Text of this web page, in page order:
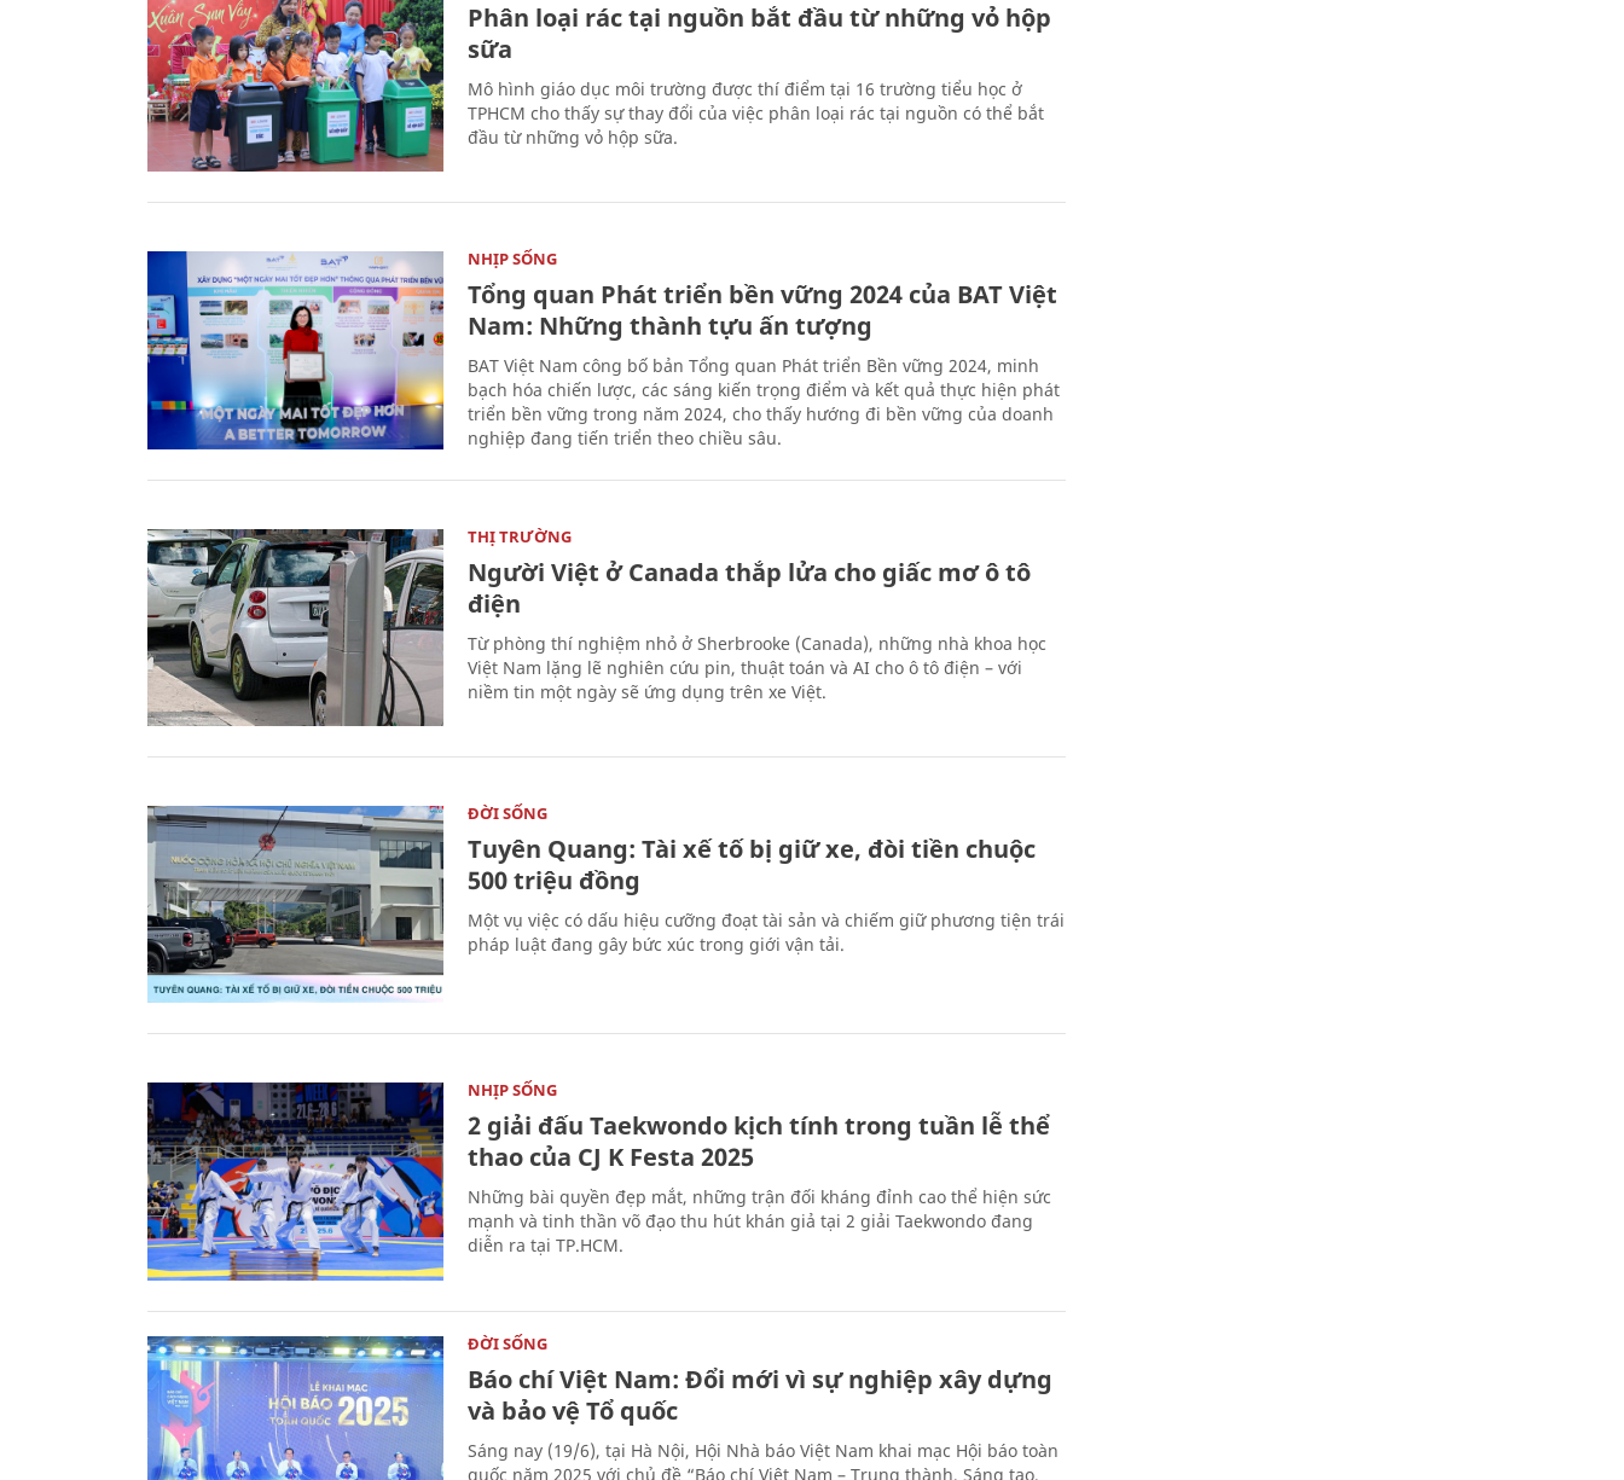
Phân loại rác tại nguồn bắt đầu từ những vỏ hộp
sữa
Mô hình giáo dục môi trường được thí điểm tại 16 trường tiểu học ở
TPHCM cho thấy sự thay đổi của việc phân loại rác tại nguồn có thể bắt
đầu từ những vỏ hộp sữa.
NHỊP SỐNG
Tổng quan Phát triển bền vững 2024 của BAT Việt
Nam: Những thành tựu ấn tượng
BAT Việt Nam công bố bản Tổng quan Phát triển Bền vững 2024, minh
bạch hóa chiến lược, các sáng kiến trọng điểm và kết quả thực hiện phát
triển bền vững trong năm 2024, cho thấy hướng đi bền vững của doanh
nghiệp đang tiến triển theo chiều sâu.
THỊ TRƯỜNG
Người Việt ở Canada thắp lửa cho giấc mơ ô tô
điện
Từ phòng thí nghiệm nhỏ ở Sherbrooke (Canada), những nhà khoa học
Việt Nam lặng lẽ nghiên cứu pin, thuật toán và AI cho ô tô điện – với
niềm tin một ngày sẽ ứng dụng trên xe Việt.
ĐỜI SỐNG
Tuyên Quang: Tài xế tố bị giữ xe, đòi tiền chuộc
500 triệu đồng
Một vụ việc có dấu hiệu cưỡng đoạt tài sản và chiếm giữ phương tiện trái
pháp luật đang gây bức xúc trong giới vận tải.
NHỊP SỐNG
2 giải đấu Taekwondo kịch tính trong tuần lễ thể
thao của CJ K Festa 2025
Những bài quyền đẹp mắt, những trận đối kháng đỉnh cao thể hiện sức
mạnh và tinh thần võ đạo thu hút khán giả tại 2 giải Taekwondo đang
diễn ra tại TP.HCM.
ĐỜI SỐNG
Báo chí Việt Nam: Đổi mới vì sự nghiệp xây dựng
và bảo vệ Tổ quốc
Sáng nay (19/6), tại Hà Nội, Hội Nhà báo Việt Nam khai mạc Hội báo toàn
quốc năm 2025 với chủ đề “Báo chí Việt Nam – Trung thành, Sáng tạo,